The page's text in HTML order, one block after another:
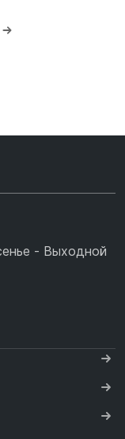
- Выходной